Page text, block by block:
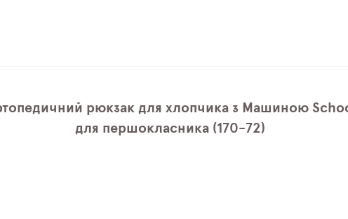
рюкзак для хлопчика з Машиною
для першокласника (170-72)